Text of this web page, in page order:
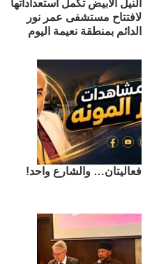
النيل الأبيض تكمل استعداداتها
لافتتاح مستشفى عمر نور
الدائم بمنطقة نعيمة اليوم
فعاليتان… والشارع واحد!